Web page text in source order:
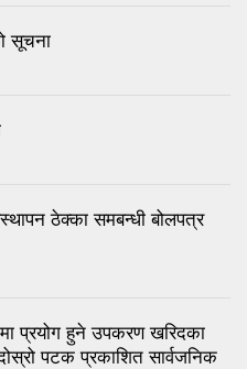
सूचना
ठेक्का समबन्धी बोलपत्र
प्रयोग हुने उपकरण खरिदका
पटक प्रकाशित सार्वजनिक